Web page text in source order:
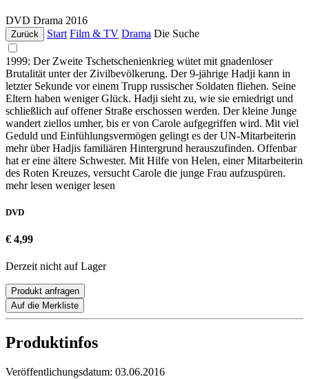
DVD Drama 2016
Zurück Start Film & TV Drama Die Suche
1999: Der Zweite Tschetschenienkrieg wütet mit gnadenloser
Brutalität unter der Zivilbevölkerung. Der 9-jährige Hadji kann in
letzter Sekunde vor einem Trupp russischer Soldaten fliehen. Seine
Eltern haben weniger Glück. Hadji sieht zu, wie sie erniedrigt und
schließlich auf offener Straße erschossen werden. Der kleine Junge
wandert ziellos umher, bis er von Carole aufgegriffen wird. Mit viel
Geduld und Einfühlungsvermögen gelingt es der UN-Mitarbeiterin
mehr über Hadjis familiären Hintergrund herauszufinden. Offenbar
hat er eine ältere Schwester. Mit Hilfe von Helen, einer Mitarbeiterin
des Roten Kreuzes, versucht Carole die junge Frau aufzuspüren.
mehr lesen weniger lesen
DVD
€ 4,99
Derzeit nicht auf Lager
Produkt anfragen
Auf die Merkliste
Produktinfos
Veröffentlichungsdatum: 03.06.2016